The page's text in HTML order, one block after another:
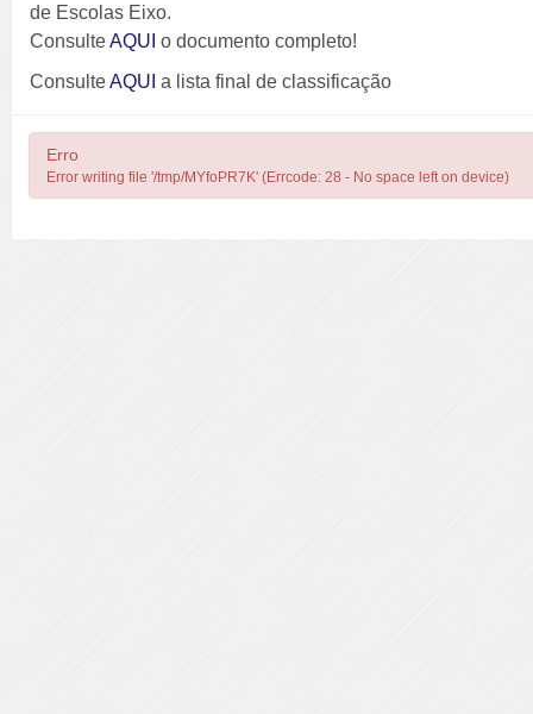
de Escolas Eixo.
ConsulteAQUI o documento completo!
ConsulteAQUI a lista final de classificação
Erro
Error writing file '/tmp/MYfoPR7K' (Errcode: 28 - No space left on device)